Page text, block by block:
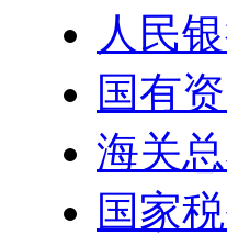
人民
国有
海关
国家